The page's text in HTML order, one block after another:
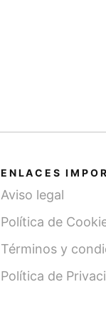
ENLACES
Aviso legal
Política de
Términos y
Política de